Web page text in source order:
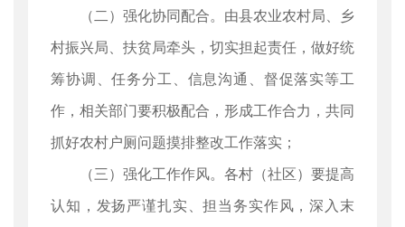
（二）强化协同配合。由县农业农村局、乡
村振兴局、扶贫局牵头，切实担起责任，做好统
筹协调、任务分工、信息沟通、督促落实等工
作，相关部门要积极配合，形成工作合力，共同
抓好农村户厕问题摸排整改工作落实；
（三）强化工作作风。各村（社区）要提高
认知，发扬严谨扎实、担当务实作风，深入末